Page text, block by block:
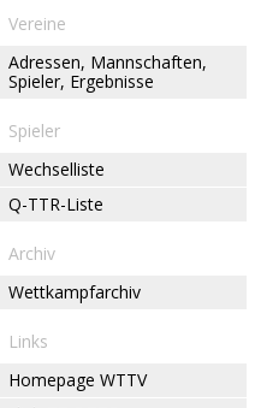
Vereine
Adressen, Mannschaften,
Spieler, Ergebnisse
Spieler
Wechselliste
Q-TTR-Liste
Archiv
Wettkampfarchiv
Links
Homepage WTTV